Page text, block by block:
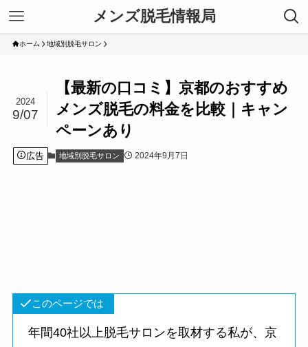
メンズ脱毛情報局
ホーム 地域別脱毛サロン
【最新の口コミ】京都のおすすめ
メンズ脱毛の料金を比較｜キャン
ペーンあり
2024
9/07
広告 地域別脱毛サロン 2024年9月7日
このページでは
年間40社以上脱毛サロンを取材する私が、京